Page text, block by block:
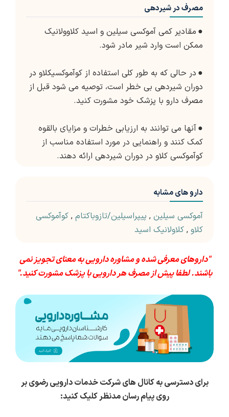
مصرف در شیردهی
● مقادیر کمی آموکسی سیلین و اسید کلاوولانیک
ممکن است وارد شیر مادر شود.
● در حالی که به طور کلی استفاده از کوآموکسیکلاو در
دوران شیردهی بی خطر است، توصیه می شود قبل از
مصرف دارو با پزشک خود مشورت کنید.
●آنها می توانند به ارزیابی خطرات و مزایای بالقوه
کمک کنند و راهنمایی در مورد استفاده مناسب از
کوآموکسی کلاو در دوران شیردهی ارائه دهند.
دارو های مشابه
آموکسی سیلین , پیپراسیلین/تازوباکتام , کوآموکسی
کلاو , کلاولانیک اسید
"داروهای معرفی شده و مشاوره دارویی به معنای تجویز نمی
باشند. لطفا پیش از مصرف هر دارویی با پزشک مشورت کنید."
برای دسترسی به کانال های شرکت خدمات دارویی رضوی بر
روی پیام رسان مدنظر کلیک کنید: